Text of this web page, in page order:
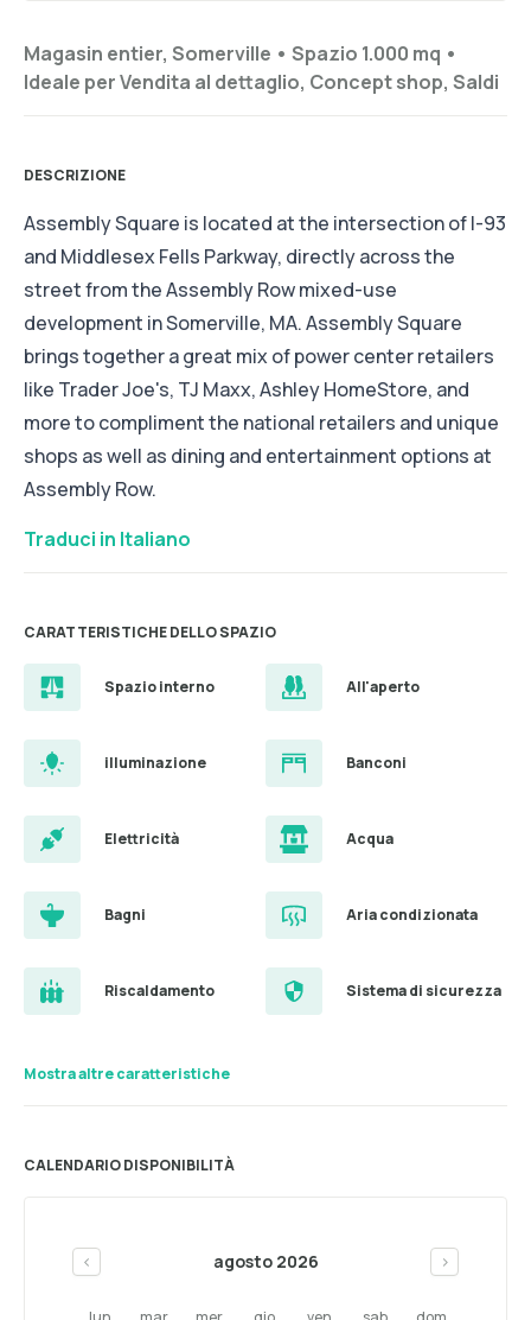
Magasin entier, Somerville • Spazio 1.000 mq •
Ideale perVendita al dettaglio, Concept shop, Saldi
DESCRIZIONE
Assembly Square is located at the intersection of I-93
and Middlesex Fells Parkway, directly across the
street from the Assembly Row mixed-use
development in Somerville, MA. Assembly Square
brings together a great mix of power center retailers
like Trader Joe's, TJ Maxx, Ashley HomeStore, and
more to compliment the national retailers and unique
shops as well as dining and entertainment options at
Assembly Row.
Traduci in Italiano
CARATTERISTICHE DELLO SPAZIO
Spazio interno All'aperto
illuminazione Banconi
Elettricità Acqua
Bagni Aria condizionata
Riscaldamento Sistema di sicurezza
Mostra altre caratteristiche
CALENDARIO DISPONIBILITÀ
< agosto 2026 >